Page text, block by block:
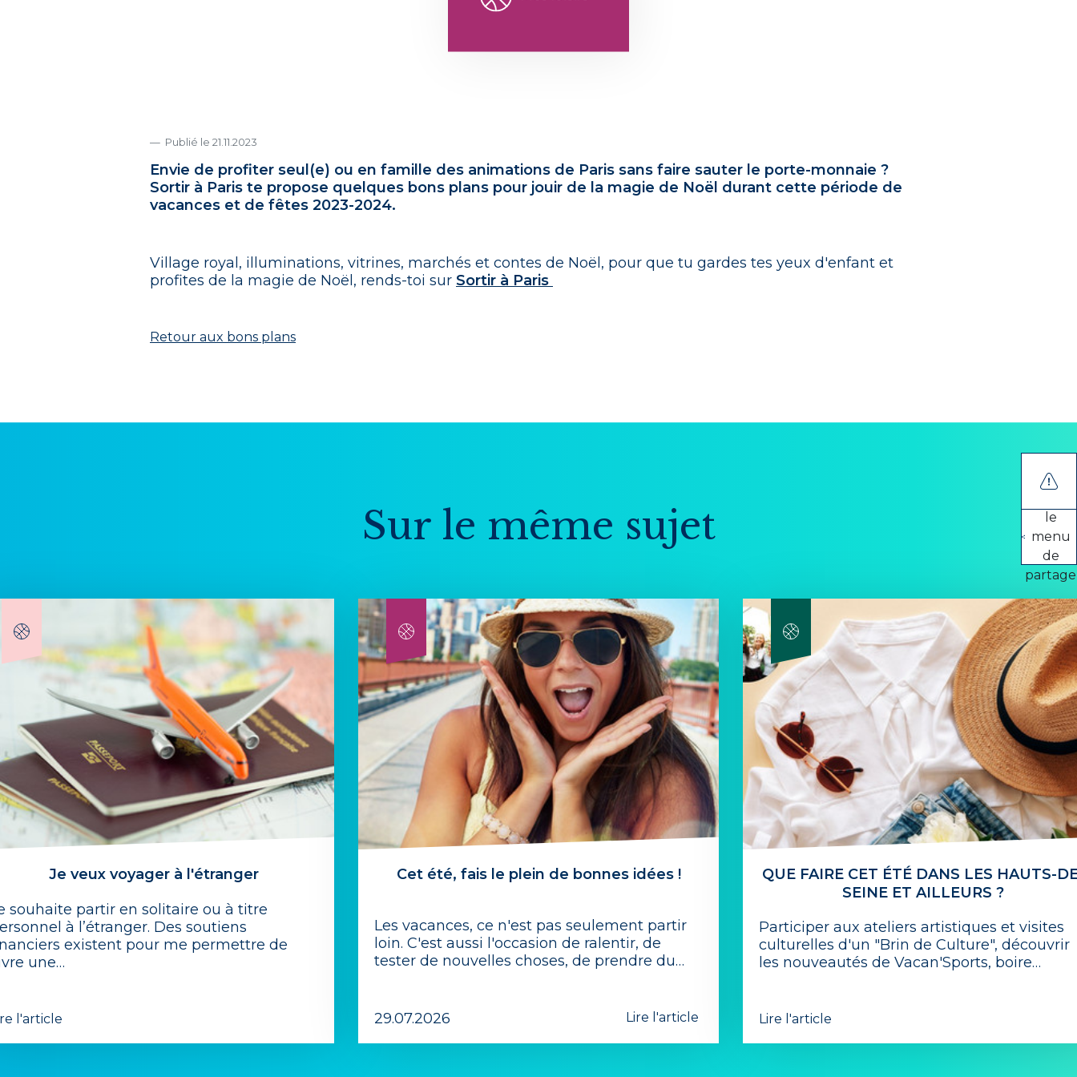
le
menu
de
partage
Publié le 21.11.2023
Envie de profiter seul(e) ou en famille des animations de Paris sans faire sauter le porte-monnaie ?
Sortir à Paris te propose quelques bons plans pour jouir de la magie de Noël durant cette période de
vacances et de fêtes 2023-2024.
Village royal, illuminations, vitrines, marchés et contes de Noël, pour que tu gardes tes yeux d'enfant et
profites de la magie de Noël, rends-toi sur Sortir à Paris
Retour aux bons plans
Sur le même sujet
Je veux voyager à l'étranger
souhaite partir en solitaire ou à titre
à l’étranger. Des soutiens
existent pour me permettre de
une…
l'article
Cet été, fais le plein de bonnes idées !
Les vacances, ce n'est pas seulement partir
loin. C'est aussi l'occasion de ralentir, de
tester de nouvelles choses, de prendre du…
29.07.2026 Lire l'article
QUE FAIRE CET ÉTÉ DANS LES HAUTS-
SEINE ET AILLEURS ?
Participer aux ateliers artistiques et visites
culturelles d'un "Brin de Culture", découvrir
les nouveautés de Vacan'Sports, boire…
Lire l'article